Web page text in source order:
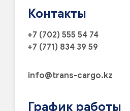
Контакты
+7 (702) 555 54 74
+7 (771) 834 39 59
info@trans-cargo.kz
График работы